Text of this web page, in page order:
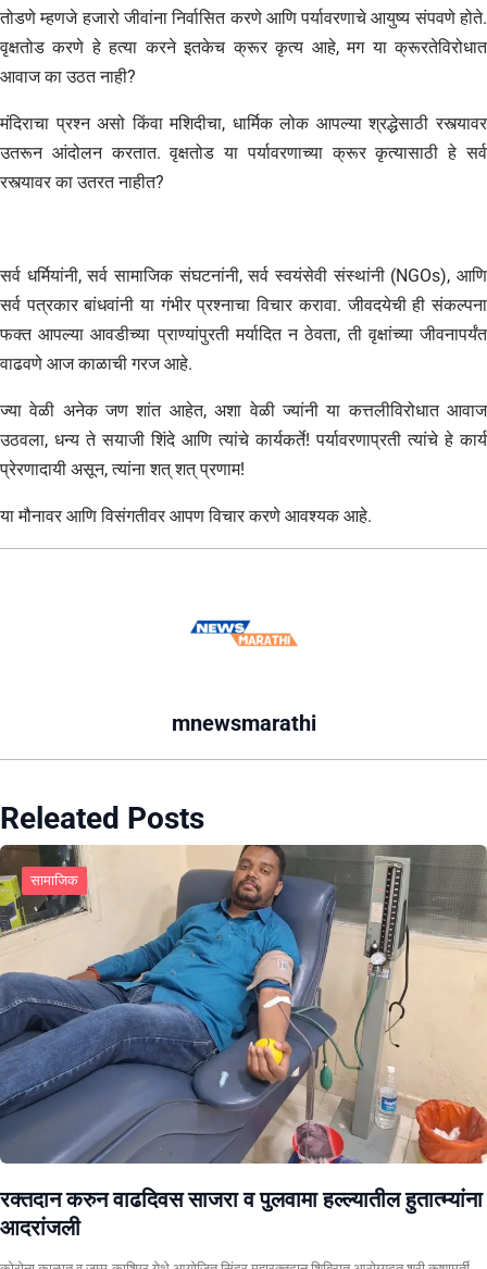
तोडणे म्हणजे हजारो जीवांना निर्वासित करणे आणि पर्यावरणाचे आयुष्य संपवणे होते.
वृक्षतोड करणे हे हत्या करने इतकेच क्रूर कृत्य आहे, मग या क्रूरतेविरोधात
आवाज का उठत नाही?
​मंदिराचा प्रश्न असो किंवा मशिदीचा, धार्मिक लोक आपल्या श्रद्धेसाठी रस्त्यावर
उतरून आंदोलन करतात. वृक्षतोड या पर्यावरणाच्या क्रूर कृत्यासाठी हे सर्व
रस्त्यावर का उतरत नाहीत?
​सर्व धर्मियांनी, सर्व सामाजिक संघटनांनी, सर्व स्वयंसेवी संस्थांनी (NGOs), आणि
सर्व पत्रकार बांधवांनी या गंभीर प्रश्नाचा विचार करावा. जीवदयेची ही संकल्पना
फक्त आपल्या आवडीच्या प्राण्यांपुरती मर्यादित न ठेवता, ती वृक्षांच्या जीवनापर्यंत
वाढवणे आज काळाची गरज आहे.
​ज्या वेळी अनेक जण शांत आहेत, अशा वेळी ज्यांनी या कत्तलीविरोधात आवाज
उठवला, धन्य ते सयाजी शिंदे आणि त्यांचे कार्यकर्ते! पर्यावरणाप्रती त्यांचे हे कार्य
प्रेरणादायी असून, त्यांना शत् शत् प्रणाम!
​या मौनावर आणि विसंगतीवर आपण विचार करणे आवश्यक आहे.
mnewsmarathi
Releated Posts
सामाजिक
रक्तदान करुन वाढदिवस साजरा व पुलवामा हल्ल्यातील हुतात्म्यांना
आदरांजली